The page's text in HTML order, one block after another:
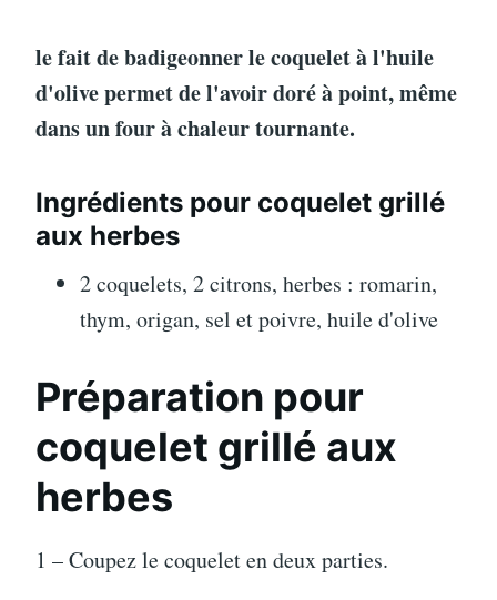
le fait de badigeonner le coquelet à l'huile
d'olive permet de l'avoir doré à point, même
dans un four à chaleur tournante.
Ingrédients pour coquelet grillé
aux herbes
2 coquelets, 2 citrons, herbes : romarin,
thym, origan, sel et poivre, huile d'olive
Préparation pour
coquelet grillé aux
herbes
1 – Coupez le coquelet en deux parties.